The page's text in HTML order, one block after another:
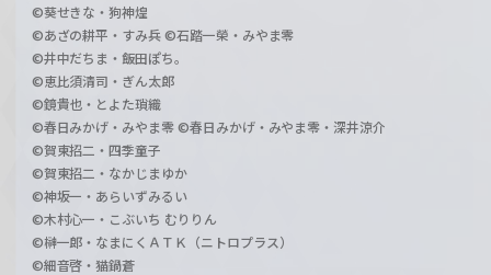
©葵せきな・狗神煌
©あざの耕平・すみ兵 ©石踏一榮・みやま零
©井中だちま・飯田ぽち。
©恵比須清司・ぎん太郎
©鏡貴也・とよた瑣織
©春日みかげ・みやま零 ©春日みかげ・みやま零・深井涼介
©賀東招二・四季童子
©賀東招二・なかじまゆか
©神坂一・あらいずみるい
©木村心一・こぶいち むりりん
©榊一郎・なまにくＡＴＫ（ニトロプラス）
©細音啓・猫鍋蒼